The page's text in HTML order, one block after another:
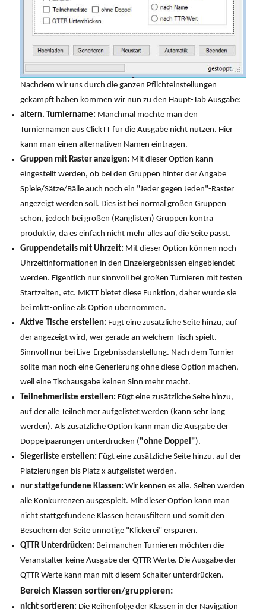
Nachdem wir uns durch die ganzen Pflichteinstellungen
gekämpft haben kommen wir nun zu den Haupt-Tab Ausgabe:
altern. Turniername: Manchmal möchte man den
Turniernamen aus ClickTT für die Ausgabe nicht nutzen. Hier
kann man einen alternativen Namen eintragen.
Gruppen mit Raster anzeigen: Mit dieser Option kann
eingestellt werden, ob bei den Gruppen hinter der Angabe
Spiele/Sätze/Bälle auch noch ein "Jeder gegen Jeden"-Raster
angezeigt werden soll. Dies ist bei normal großen Gruppen
schön, jedoch bei großen (Ranglisten) Gruppen kontra
produktiv, da es einfach nicht mehr alles auf die Seite passt.
Gruppendetails mit Uhrzeit: Mit dieser Option können noch
Uhrzeitinformationen in den Einzelergebnissen eingeblendet
werden. Eigentlich nur sinnvoll bei großen Turnieren mit festen
Startzeiten, etc. MKTT bietet diese Funktion, daher wurde sie
bei mktt-online als Option übernommen.
Aktive Tische erstellen: Fügt eine zusätzliche Seite hinzu, auf
der angezeigt wird, wer gerade an welchem Tisch spielt.
Sinnvoll nur bei Live-Ergebnissdarstellung. Nach dem Turnier
sollte man noch eine Generierung ohne diese Option machen,
weil eine Tischausgabe keinen Sinn mehr macht.
Teilnehmerliste erstellen: Fügt eine zusätzliche Seite hinzu,
auf der alle Teilnehmer aufgelistet werden (kann sehr lang
werden). Als zusätzliche Option kann man die Ausgabe der
Doppelpaarungen unterdrücken ( "ohne Doppel").
Siegerliste erstellen: Fügt eine zusätzliche Seite hinzu, auf der
Platzierungen bis Platz x aufgelistet werden.
nur stattgefundene Klassen: Wir kennen es alle. Selten werden
alle Konkurrenzen ausgespielt. Mit dieser Option kann man
nicht stattgefundene Klassen herausfiltern und somit den
Besuchern der Seite unnötige "Klickerei" ersparen.
QTTR Unterdrücken: Bei manchen Turnieren möchten die
Veranstalter keine Ausgabe der QTTR Werte. Die Ausgabe der
QTTR Werte kann man mit diesem Schalter unterdrücken.
Bereich Klassen sortieren/gruppieren:
nicht sortieren: Die Reihenfolge der Klassen in der Navigation